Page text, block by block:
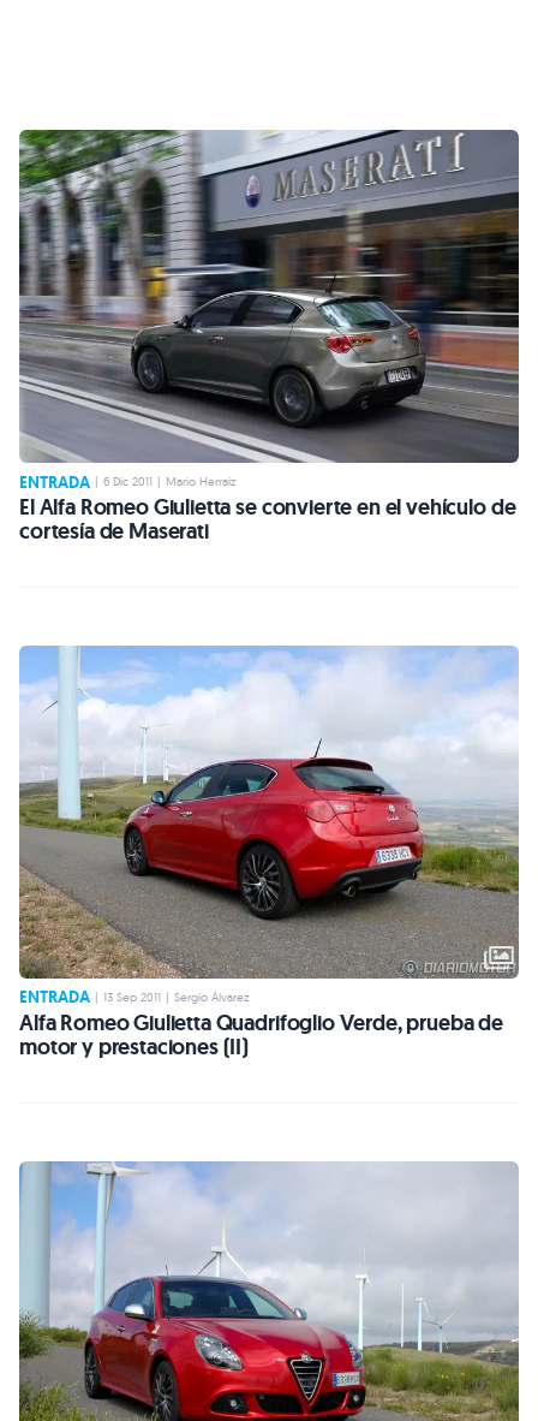
ENTRADA | 6 Dic 2011 | Mario Herraiz
El Alfa Romeo Giulietta se convierte en el vehículo de
cortesía de Maserati
ENTRADA | 13 Sep 2011 | Sergio Álvarez
Alfa Romeo Giulietta Quadrifoglio Verde, prueba de
motor y prestaciones (II)